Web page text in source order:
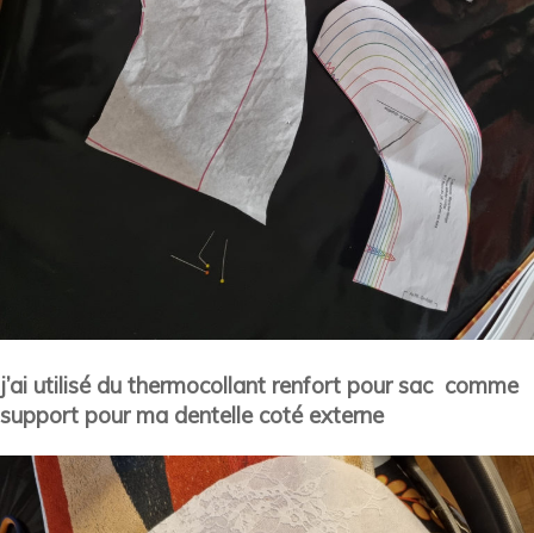
j’ai utilisé du thermocollant renfort pour sac comme
support pour ma dentelle coté externe